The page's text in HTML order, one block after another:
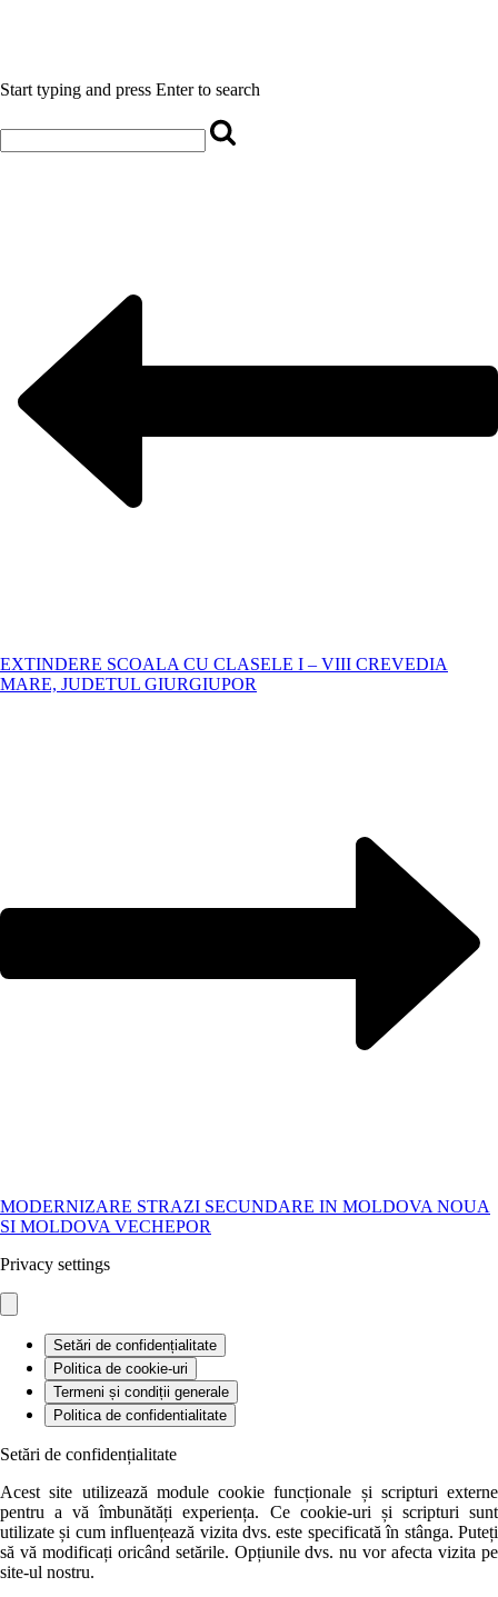
Start typing and press Enter to search
EXTINDERE SCOALA CU CLASELE I – VIII CREVEDIA
MARE, JUDETUL GIURGIUPOR
MODERNIZARE STRAZI SECUNDARE IN MOLDOVA NOUA
SI MOLDOVA VECHEPOR
Privacy settings
Setări de confidențialitate
Politica de cookie-uri
Termeni și condiții generale
Politica de confidentialitate
Setări de confidențialitate
Acest site utilizează module cookie funcționale și scripturi externe
pentru a vă îmbunătăți experiența. Ce cookie-uri și scripturi sunt
utilizate și cum influențează vizita dvs. este specificată în stânga. Puteți
să vă modificați oricând setările. Opțiunile dvs. nu vor afecta vizita pe
site-ul nostru.